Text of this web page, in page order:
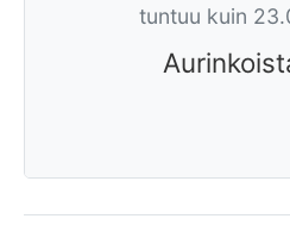
tuntuu kuin